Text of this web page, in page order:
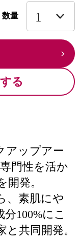
数量
る
アップアー
門性を活か
発。
、素肌にや
100%にこ
共同開発。